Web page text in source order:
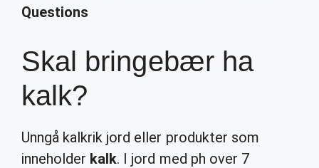
Questions
Skal bringebær ha
kalk?
Unngå kalkrik jord eller produkter som
inneholder kalk. I jord med ph over 7